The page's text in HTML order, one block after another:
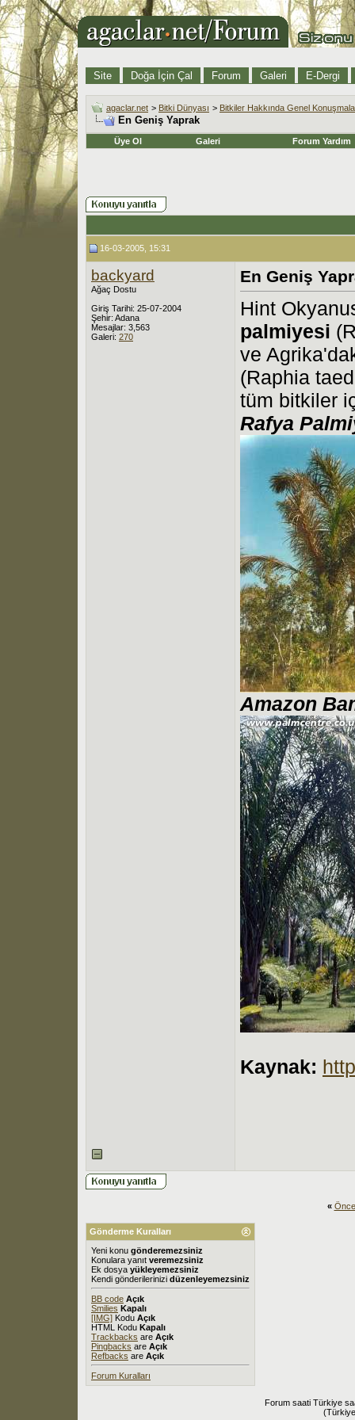
Site Doğa İçin Çal Forum Galeri E-Dergi
agaclar.net > Bitki Dünyası > Bitkiler Hakkında Genel
En Geniş Yaprak
Üye Ol Galeri Forum Yardım
16-03-2005, 15:31
backyard
Ağaç Dostu
Giriş Tarihi: 25-07-2004
Şehir: Adana
Mesajlar: 3,563
Galeri: 270
En Geniş
Hint
palmiyesi
ve
(Raphia
tüm bitkiler
Rafya
Amazon
Kaynak:
«
Gönderme Kuralları
Yeni konu gönderemezsiniz
Konulara yanıt veremezsiniz
Ek dosya yükleyemezsiniz
Kendi gönderilerinizi düzenleyemezsiniz
BB code Açık
Smilies Kapalı
[IMG] Kodu Açık
HTML Kodu Kapalı
Trackbacks are Açık
Pingbacks are Açık
Refbacks are Açık
Forum Kuralları
Forum saati Türkiye